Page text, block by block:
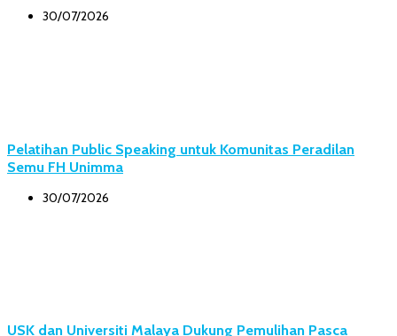
30/07/2026
Pelatihan Public Speaking untuk Komunitas Peradilan
Semu FH Unimma
30/07/2026
USK dan Universiti Malaya Dukung Pemulihan Pasca